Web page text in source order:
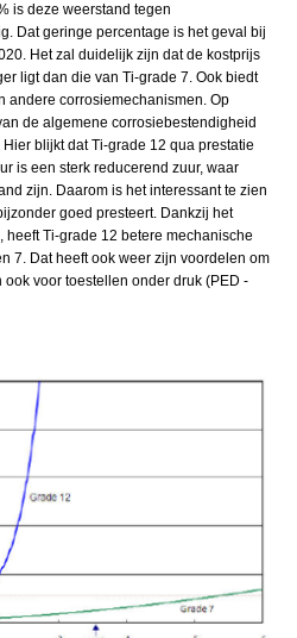
is deze weerstand tegen
Dat geringe percentage is het geval bij
Het zal duidelijk zijn dat de kostprijs
ligt dan die van Ti-grade 7. Ook biedt
andere corrosiemechanismen. Op
de algemene corrosiebestendigheid
blijkt dat Ti-grade 12 qua prestatie
is een sterk reducerend zuur, waar
zijn. Daarom is het interessant te zien
goed presteert. Dankzij het
Ti-grade 12 betere mechanische
7. Dat heeft ook weer zijn voordelen om
voor toestellen onder druk (PED -